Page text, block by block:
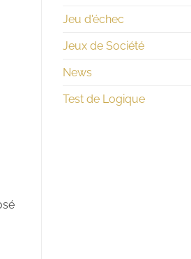
Jeu d'échec
Jeux de Société
News
Test de Logique